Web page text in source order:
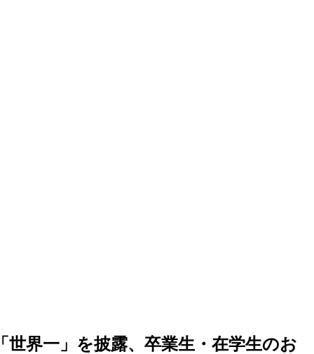
界一」を披露、卒業生・在学生のお